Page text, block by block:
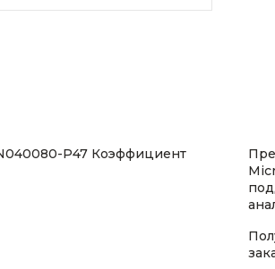
P47 Коэффициент